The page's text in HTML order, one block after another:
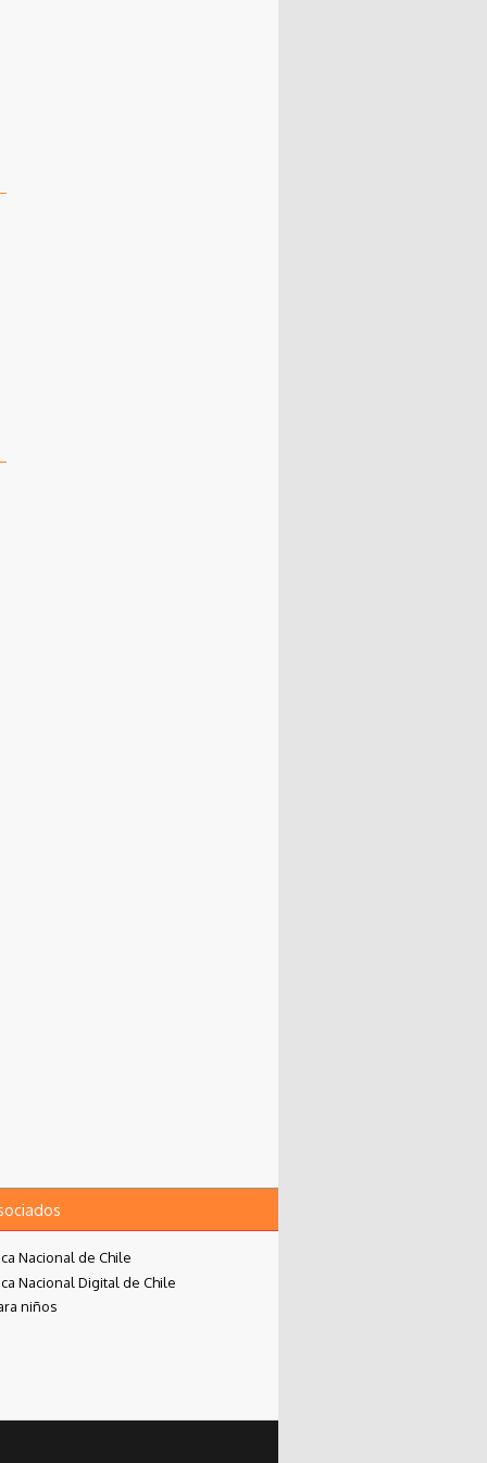
Nacional de Chile
Nacional Digital de Chile
niños